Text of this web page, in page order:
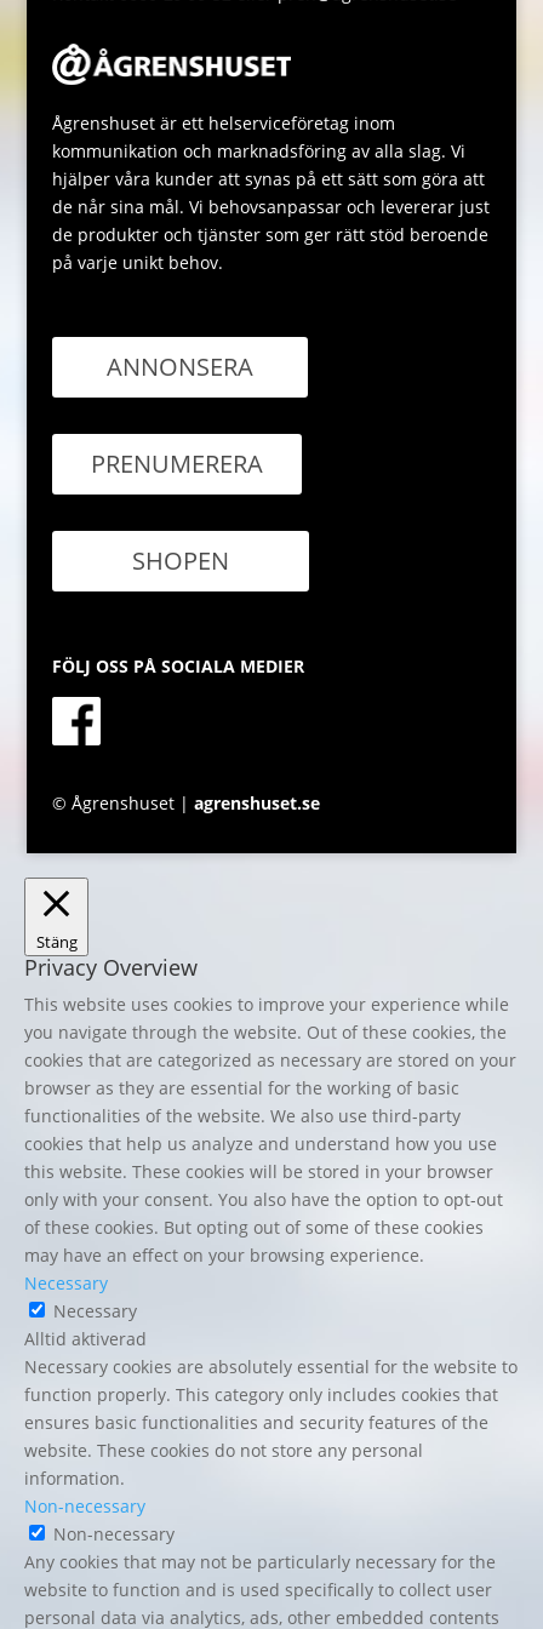
Ågrenshuset är ett helserviceföretag inom
kommunikation och marknadsföring av alla slag. Vi
hjälper våra kunder att synas på ett sätt som göra att
de når sina mål. Vi behovsanpassar och levererar just
de produkter och tjänster som ger rätt stöd beroende
på varje unikt behov.
ANNONSERA
PRENUMERERA
SHOPEN
FÖLJ OSS PÅ SOCIALA MEDIER
© Ågrenshuset | agrenshuset.se
Stäng
Privacy Overview
This website uses cookies to improve your experience while
you navigate through the website. Out of these cookies, the
cookies that are categorized as necessary are stored on your
browser as they are essential for the working of basic
functionalities of the website. We also use third-party
cookies that help us analyze and understand how you use
this website. These cookies will be stored in your browser
only with your consent. You also have the option to opt-out
of these cookies. But opting out of some of these cookies
may have an effect on your browsing experience.
Necessary
Necessary
Alltid aktiverad
Necessary cookies are absolutely essential for the website to
function properly. This category only includes cookies that
ensures basic functionalities and security features of the
website. These cookies do not store any personal
information.
Non-necessary
Non-necessary
Any cookies that may not be particularly necessary for the
website to function and is used specifically to collect user
personal data via analytics, ads, other embedded contents